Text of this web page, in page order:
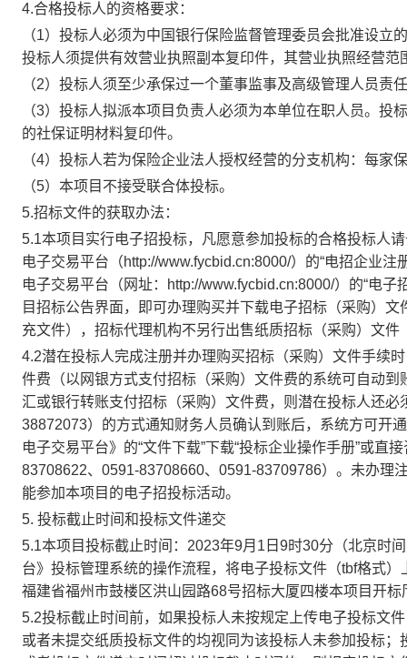
4.合格投标人的资格要求：
（1）投标人必须为中国银行保险监督管理委员会批准设立
投标人须提供有效营业执照副本复印件， 其营业执照经营范
（2）投标人须至少承保过一个董事监事及高级管理人员责
（3）投标人拟派本项目负责人必须为本单位在职人员。 投
的社保证明材料复印件。
（4） 投标人若为保险企业法人授权经营的分支机构 ： 每家
（5） 本项目不接受联合体投标。
5.招标文件的获取办法：
5.1本项目实行电子招投标，凡愿意参加投标的合格投标人
电子交易平台 （http://www.fycbid.cn:8000/）的“电招企业注
电子交易平台（网址：
http://www.fycbid.cn:8000/）的“电
目招标公告界面，即可办理购买并下载电子招标（采购）
充文件），招标代理机构不另行出售纸质招标（采购）文件
4.2潜在投标人完成注册并办理购买招标（采购）文件手续
件费（以网银方式支付招标（采购）文件费的系统可自动
汇或银行转账支付招标（采购）文件费，则潜在投标人还
38872073）的方式通知财务人员确认到账后，系统方可开
电子交易平台》的“文件下载”下载“投标企业操作手册”或
83708622、0591-83708660、0591-83709786）。 未办理
能参加本项目的电子招投标活动。
5. 投标截止时间和投标文件递交
5.1本项目投标截止时间： 2023年9月 1 日 9时30分 （北京时
台》投标管理系统的操作流程，将电子投标文件（tbf格式）
福建省福州市鼓楼区洪山园路68号招标大厦四楼本项目开标
5.2投标截止时间前，如果投标人未按规定上传电子投标文
或者未提交纸质投标文件的均视同为该投标人未参加投标